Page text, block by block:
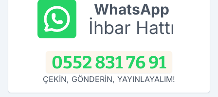
WhatsApp
İhbar Hattı
0552 831 76 91
ÇEKİN, GÖNDERİN, YAYINLAYALIM!